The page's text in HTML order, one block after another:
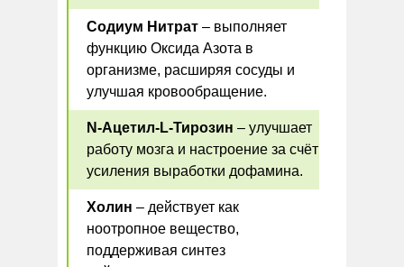
Содиум Нитрат – выполняет
функцию Оксида Азота в
организме, расширяя сосуды и
улучшая кровообращение.
N-Ацетил-L-Тирозин – улучшает
работу мозга и настроение за счёт
усиления выработки дофамина.
Холин – действует как
ноотропное вещество,
поддерживая синтез